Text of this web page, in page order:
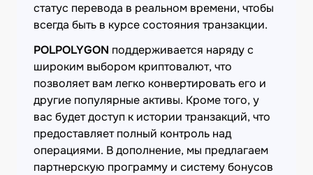
статус перевода в реальном времени, чтобы
всегда быть в курсе состояния транзакции.
POLPOLYGON поддерживается наряду с
широким выбором криптовалют, что
позволяет вам легко конвертировать его и
другие популярные активы. Кроме того, у
вас будет доступ к истории транзакций, что
предоставляет полный контроль над
операциями. В дополнение, мы предлагаем
партнерскую программу и систему бонусов